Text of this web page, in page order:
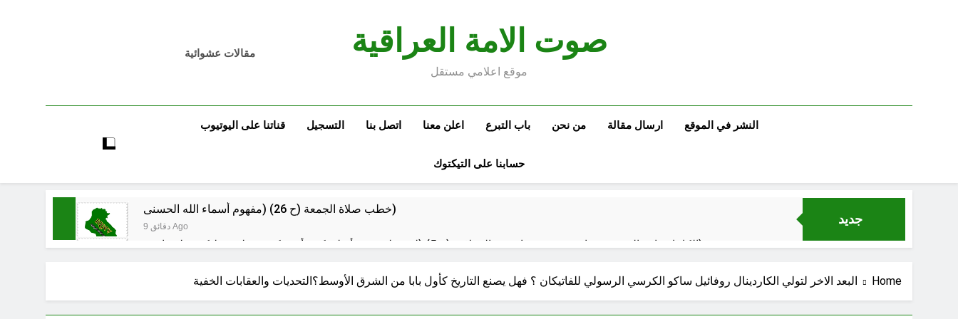
صوت الامة العراقية
موقع اعلامي مستقل
مقالات عشوائية
النشر في الموقع ارسال مقالة من نحن باب التبرع اعلن معنا اتصل بنا التسجيل قناتنا على اليوتيوب
حسابنا على التيكتوك
جديد
خطب صلاة الجمعة (ح 26) (مفهوم أسماء الله الحسنى)
9 دقائق Ago
الكاتبان باقر الزبيدي ورياض سعد يحذران من الجولاني (ح 5) (لو تغفلون عن أسلحتكم وأمتعتكم فيميلون عليكم ميلة واحدة)
استقرار استلام الرواتب وسُلَّم الرواتب الجديد منهج أصلاح لبناء مستدام
صيف العراق وبغداد… المعتدل بين السخرية الرقمية (سوالف) والحقيقة العلمية
Home البعد الاخر لتولي الكاردينال روفائيل ساكو الكرسي الرسولي للفاتيكان ؟ فهل يصنع التاريخ كأول بابا من الشرق الأوسط؟التحديات والعقابات الخفية